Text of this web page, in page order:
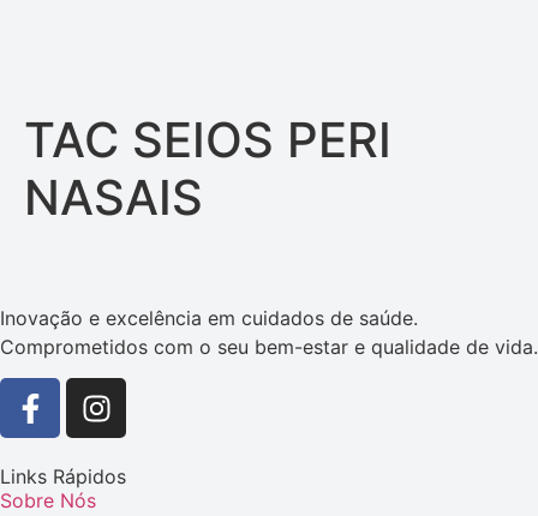
TAC SEIOS PERI
NASAIS
Inovação e excelência em cuidados de saúde.
Comprometidos com o seu bem-estar e qualidade de vida.
Links Rápidos
Sobre Nós